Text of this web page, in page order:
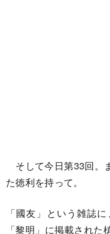
そして今日第33回。
た徳利を持って。
「國友」という雑誌
「黎明」に掲載され